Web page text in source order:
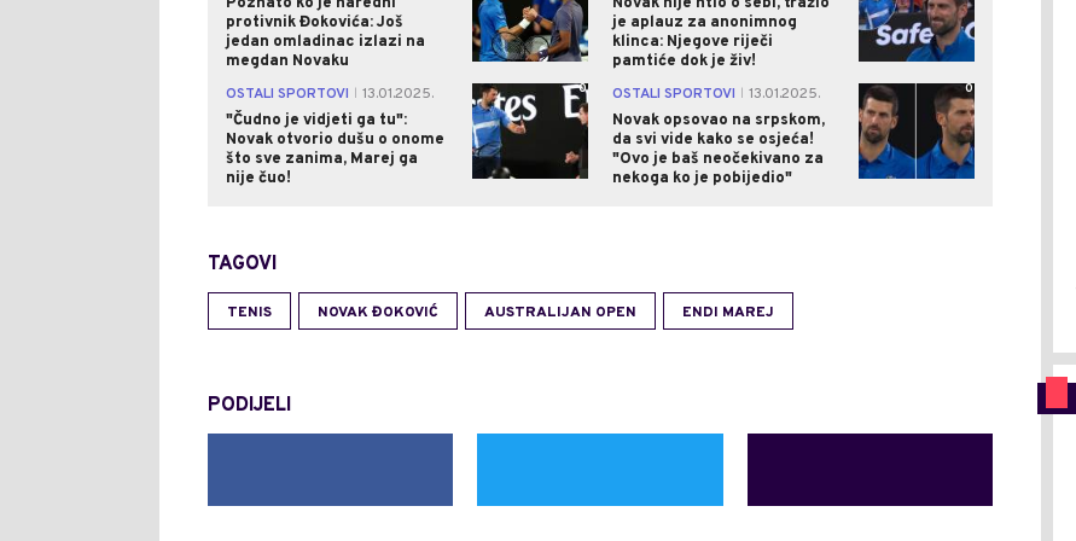
protivnik Đokovića: Još
jedan omladinac izlazi na
megdan Novaku
je aplauz za anonimnog
klinca: Njegove riječi
pamtiće dok je živ!
OSTALI SPORTOVI
13.01.2025.
"Čudno je vidjeti ga tu":
Novak otvorio dušu o onome
što sve zanima, Marej ga
nije čuo!
0 OSTALI SPORTOVI
13.01.2025.
Novak opsovao na srpskom,
da svi vide kako se osjeća!
"Ovo je baš neočekivano za
nekoga ko je pobijedio"
0
TAGOVI
TENIS NOVAK ĐOKOVIĆ AUSTRALIJAN OPEN ENDI MAREJ
PODIJELI